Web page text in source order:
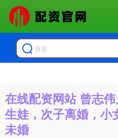
在线配资网站 曾志
生娃，次子离婚，小
未婚